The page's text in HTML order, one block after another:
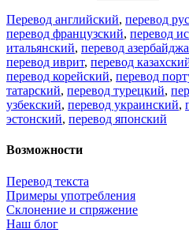
Перевод английский, перевод
перевод французский, перевод
итальянский, перевод
перевод иврит, перевод
перевод корейский, перевод
татарский, перевод турецкий,
узбекский, перевод украинский,
эстонский, перевод японский
Возможности
Перевод текста
Примеры употребления
Склонение и спряжение
Наш блог